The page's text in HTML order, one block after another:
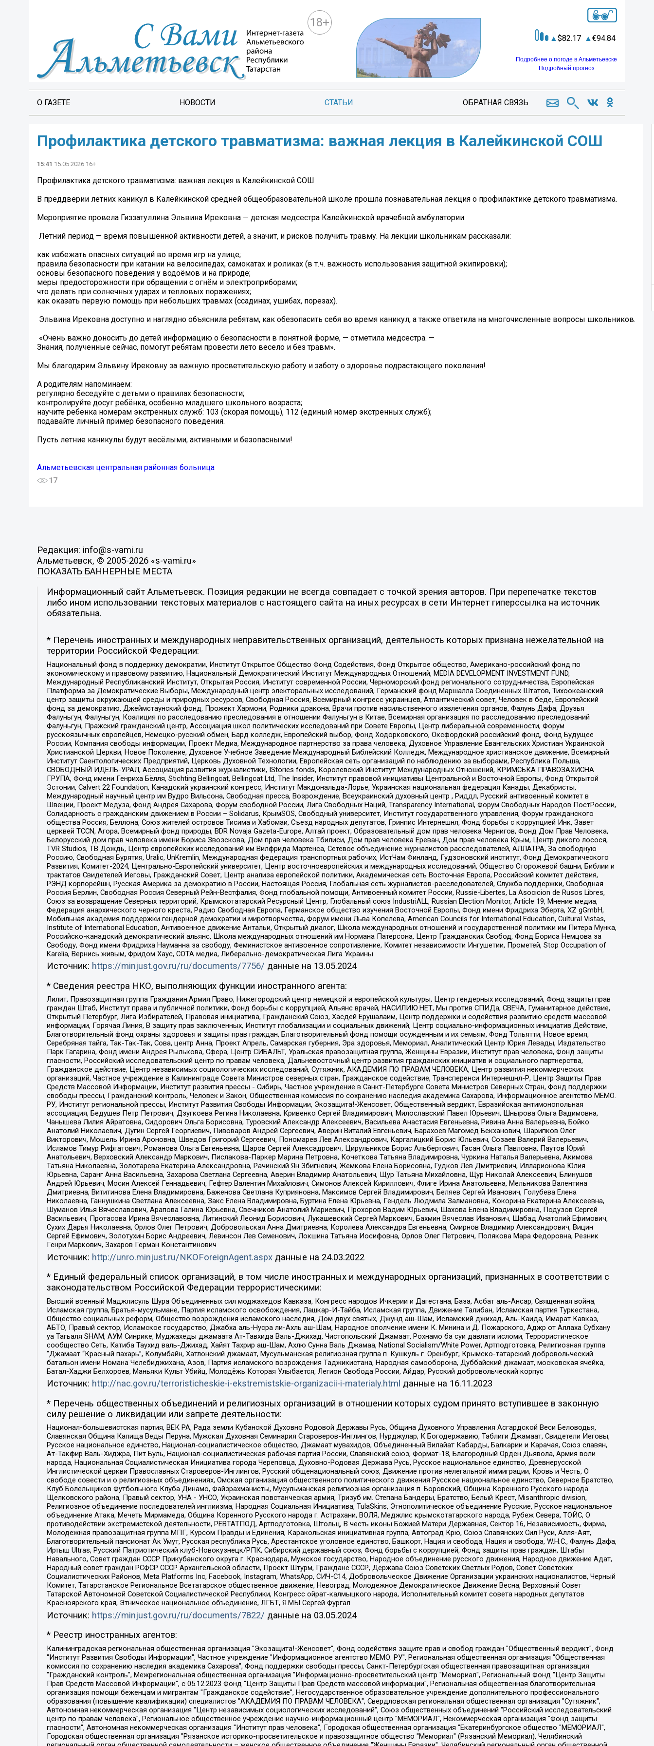
18+
82.17 94.84
Подробнее о погоде в Альметьевске
Подробный прогноз
О ГАЗЕТЕ НОВОСТИ СТАТЬИ ОБРАТНАЯ СВЯЗЬ
Профилактика детского травматизма: важная лекция в Калейкинской СОШ
15:41 15.05.2026 16+
Профилактика детского травматизма: важная лекция в Калейкинской СОШ
В преддверии летних каникул в Калейкинской средней общеобразовательной школе прошла познавательная лекция о профилактике детского травматизма.
Мероприятие провела Гиззатуллина Эльвина Ирековна — детская медсестра Калейкинской врачебной амбулатории.
️ Летний период — время повышенной активности детей, а значит, и рисков получить травму. На лекции школьникам рассказали:
как избежать опасных ситуаций во время игр на улице;
правила безопасности при катании на велосипедах, самокатах и роликах (в т. ч. важность использования защитной экипировки);
основы безопасного поведения у водоёмов и на природе;
меры предосторожности при обращении с огнём и электроприборами;
что делать при солнечных ударах и тепловых поражениях;
как оказать первую помощь при небольших травмах (ссадинах, ушибах, порезах).
Эльвина Ирековна доступно и наглядно объяснила ребятам, как обезопасить себя во время каникул, а также ответила на многочисленные вопросы школьников.
«Очень важно доносить до детей информацию о безопасности в понятной форме, — отметила медсестра. —
Знания, полученные сейчас, помогут ребятам провести лето весело и без травм».
Мы благодарим Эльвину Ирековну за важную просветительскую работу и заботу о здоровье подрастающего поколения!
А родителям напоминаем:
регулярно беседуйте с детьми о правилах безопасности;
контролируйте досуг ребёнка, особенно младшего школьного возраста;
научите ребёнка номерам экстренных служб: 103 (скорая помощь), 112 (единый номер экстренных служб);
подавайте личный пример безопасного поведения.
Пусть летние каникулы будут весёлыми, активными и безопасными! ️
Альметьевская центральная районная больница
17
Редакция: info@s-vami.ru
Альметьевск, © 2005-2026 «s-vami.ru»
ПОКАЗАТЬ БАННЕРНЫЕ МЕСТА
Информационный сайт Альметьевск. Позиция редакции не всегда совпадает с точкой зрения авторов. При перепечатке текстов
либо ином использовании текстовых материалов с настоящего сайта на иных ресурсах в сети Интернет гиперссылка на источник
обязательна.
* Перечень иностранных и международных неправительственных организаций, деятельность которых признана нежелательной на
территории Российской Федерации:
Национальный фонд в поддержку демократии, Институт Открытое Общество Фонд Содействия, Фонд Открытое общество, Американо-российский фонд по
экономическому и правовому развитию, Национальный Демократический Институт Международных Отношений, MEDIA DEVELOPMENT INVESTMENT FUND,
Международный Республиканский Институт, Открытая Россия, Институт современной России, Черноморский фонд регионального сотрудничества, Европейская
Платформа за Демократические Выборы, Международный центр электоральных исследований, Германский фонд Маршалла Соединенных Штатов, Тихоокеанский
центр защиты окружающей среды и природных ресурсов, Свободная Россия, Всемирный конгресс украинцев, Атлантический совет, Человек в беде, Европейский
фонд за демократию, Джеймстаунский фонд, Прожект Хармони, Родники дракона, Врачи против насильственного извлечения органов, Фалунь Дафа, Друзья
Фалуньгун, Фалуньгун, Коалиция по расследованию преследования в отношении Фалуньгун в Китае, Всемирная организация по расследованию преследований
Фалуньгун, Пражский гражданский центр, Ассоциация школ политических исследований при Совете Европы, Центр либеральной современности, Форум
русскоязычных европейцев, Немецко-русский обмен, Бард колледж, Европейский выбор, Фонд Ходорковского, Оксфордский российский фонд, Фонд Будущее
России, Компания свободы информации, Проект Медиа, Международное партнерство за права человека, Духовное Управление Евангельских Христиан Украинской
Христианской Церкви, Новое Поколение, Духовное Учебное Заведение Международный Библейский Колледж, Международное христианское движение, Всемирный
Институт Саентологических Предприятий, Церковь Духовной Технологии, Европейская сеть организаций по наблюдению за выборами, Республика Польша,
СВОБОДНЫЙ ИДЕЛЬ-УРАЛ, Ассоциация развития журналистики, IStories fonds, Королевский Институт Международных Отношений, КРИМСЬКА ПРАВОЗАХИСНА
ГРУПА, Фонд имени Генриха Бёлля, Stichting Bellingcat, Bellingcat Ltd, The Insider, Институт правовой инициативы Центральной и Восточной Европы, Фонд Открытой
Эстонии, Calvert 22 Foundation, Канадский украинский конгресс, Институт Макдональда-Лорье, Украинская национальная федерация Канады, Декабристы,
Международный научный центр им Вудро Вильсона, Свободная пресса, Возрождение, Всеукраинский духовный центр , Риддл, Русский антивоенный комитет в
Швеции, Проект Медуза, Фонд Андрея Сахарова, Форум свободной России, Лига Свободных Наций, Transparеncy International, Форум Свободных Народов ПостРоссии,
Солидарность с гражданским движением в России – Solidarus, КрымSOS, Свободный университет, Институт государственного управления, Форум гражданского
общества Россия, Беллона, Союз жителей островов Тисима и Хабомаи, Съезд народных депутатов, Гринпис Интернешнл, Фонд борьбы с коррупцией Инк, Завет
церквей TCCN, Агора, Всемирный фонд природы, BDR Novaja Gazeta-Europe, Алтай проект, Образовательный дом прав человека Чернигов, Фонд Дом Прав Человека,
Белорусский дом прав человека имени Бориса Звозскова, Дом прав человека Тбилиси, Дом прав человека Ереван, Дом прав человека Крым, Центр дикого лосося,
TVR Studios, ТВ Дождь, Центр европейских исследований им Вилфрида Мартенса, Сетевое объединение журналистов расследователей, АЛЛАТРА, За свободную
Россию, Свободная Бурятия, Uralic, UnKremlin, Международная федерация транспортных рабочих, ИстЧам Финланд, Гудзоновский институт, Фонд Демократического
Развития, Комитет-2024, Центрально-Европейский университет, Центр восточноевропейских и международных исследований, Общество Сторожевой башни, Библии и
трактатов Свидетелей Иеговы, Гражданский Совет, Центр анализа европейской политики, Академическая сеть Восточная Европа, Российский комитет действия,
РЭНД корпорейшн, Русская Америка за демократию в России, Настоящая Россия, Глобальная сеть журналистов-расследователей, Служба поддержки, Свободная
Россия Берлин, Свободная Россия Северный Рейн-Вестфалия, Фонд глобальной помощи, Антивоенный комитет России, Russie-Libertes, La Asocicion de Rusos Libres,
Союз за возвращение Северных территорий, Крымскотатарский Ресурсный Центр, Глобальный союз IndustriALL, Russian Election Monitor, Article 19, Мнение медиа,
Федерация анархического черного креста, Радио Свободная Европа, Германское общество изучения Восточной Европы, Фонд имени Фридриха Эберта, XZ gGmbH,
Мобильная академия поддержки гендерной демократии и миротворчества, Форум имени Льва Копелева, American Councils for International Education, Cultural Vistas,
Institute of International Education, Антивоенное движение Антальи, Открытый диалог, Школа международных отношений и государственной политики им Питера Мунка,
Российско-канадский демократический альянс, Школа международных отношений им Нормана Патерсона, Центр Гражданских Свобод, Фонд Бориса Немцова за
Свободу, Фонд имени Фридриха Науманна за свободу, Феминистское антивоенное сопротивление, Комитет независимости Ингушетии, Прометей, Stop Occupation of
Karelia, Вернись живым, Фридом Хаус, СОТА медиа, Либерально-демократическая Лига Украины
Источник: https://minjust.gov.ru/ru/documents/7756/ данные на 13.05.2024
* Сведения реестра НКО, выполняющих функции иностранного агента:
Лилит, Правозащитная группа Гражданин.Армия.Право, Нижегородский центр немецкой и европейской культуры, Центр гендерных исследований, Фонд защиты прав
граждан Штаб, Институт права и публичной политики, Фонд борьбы с коррупцией, Альянс врачей, НАСИЛИЮ.НЕТ, Мы против СПИДа, СВЕЧА, Гуманитарное действие,
Открытый Петербург, Лига Избирателей, Правовая инициатива, Гражданский Союз, Хасдей Ерушалаим, Центр поддержки и содействия развитию средств массовой
информации, Горячая Линия, В защиту прав заключенных, Институт глобализации и социальных движений, Центр социально-информационных инициатив Действие,
Благотворительный фонд охраны здоровья и защиты прав граждан, Благотворительный фонд помощи осужденным и их семьям, Фонд Тольятти, Новое время,
Серебряная тайга, Так-Так-Так, Сова, центр Анна, Проект Апрель, Самарская губерния, Эра здоровья, Мемориал, Аналитический Центр Юрия Левады, Издательство
Парк Гагарина, Фонд имени Андрея Рылькова, Сфера, Центр СИБАЛЬТ, Уральская правозащитная группа, Женщины Евразии, Институт прав человека, Фонд защиты
гласности, Российский исследовательский центр по правам человека, Дальневосточный центр развития гражданских инициатив и социального партнерства,
Гражданское действие, Центр независимых социологических исследований, Сутяжник, АКАДЕМИЯ ПО ПРАВАМ ЧЕЛОВЕКА, Центр развития некоммерческих
организаций, Частное учреждение в Калининграде Совета Министров северных стран, Гражданское содействие, Трансперенси Интернешнл-Р, Центр Защиты Прав
Средств Массовой Информации, Институт развития прессы - Сибирь, Частное учреждение в Санкт-Петербурге Совета Министров Северных Стран, Фонд поддержки
свободы прессы, Гражданский контроль, Человек и Закон, Общественная комиссия по сохранению наследия академика Сахарова, Информационное агентство МЕМО.
РУ, Институт региональной прессы, Институт Развития Свободы Информации, Экозащита!-Женсовет, Общественный вердикт, Евразийская антимонопольная
ассоциация, Бедушев Петр Петрович, Дзугкоева Регина Николаевна, Кривенко Сергей Владимирович, Милославский Павел Юрьевич, Шнырова Ольга Вадимовна,
Чанышева Лилия Айратовна, Сидорович Ольга Борисовна, Туровский Александр Алексеевич, Васильева Анастасия Евгеньевна, Ривина Анна Валерьевна, Бойко
Анатолий Николаевич, Дугин Сергей Георгиевич, Пивоваров Андрей Сергеевич, Аверин Виталий Евгеньевич, Барахоев Магомед Бекханович, Шарипков Олег
Викторович, Мошель Ирина Ароновна, Шведов Григорий Сергеевич, Пономарев Лев Александрович, Каргалицкий Борис Юльевич, Созаев Валерий Валерьевич,
Исламов Тимур Рифгатович, Романова Ольга Евгеньевна, Щаров Сергей Алексадрович, Цирульников Борис Альбертович, Гасан Ольга Павловна, Паутов Юрий
Анатольевич, Верховский Александр Маркович, Пислакова-Паркер Марина Петровна, Кочеткова Татьяна Владимировна, Чуркина Наталья Валерьевна, Акимова
Татьяна Николаевна, Золотарева Екатерина Александровна, Рачинский Ян Збигневич, Жемкова Елена Борисовна, Гудков Лев Дмитриевич, Илларионова Юлия
Юрьевна, Саранг Анна Васильевна, Захарова Светлана Сергеевна, Аверин Владимир Анатольевич, Щур Татьяна Михайловна, Щур Николай Алексеевич, Блинушов
Андрей Юрьевич, Мосин Алексей Геннадьевич, Гефтер Валентин Михайлович, Симонов Алексей Кириллович, Флиге Ирина Анатольевна, Мельникова Валентина
Дмитриевна, Вититинова Елена Владимировна, Баженова Светлана Куприяновна, Максимов Сергей Владимирович, Беляев Сергей Иванович, Голубева Елена
Николаевна, Ганнушкина Светлана Алексеевна, Закс Елена Владимировна, Буртина Елена Юрьевна, Гендель Людмила Залмановна, Кокорина Екатерина Алексеевна,
Шуманов Илья Вячеславович, Арапова Галина Юрьевна, Свечников Анатолий Мариевич, Прохоров Вадим Юрьевич, Шахова Елена Владимировна, Подузов Сергей
Васильевич, Протасова Ирина Вячеславовна, Литинский Леонид Борисович, Лукашевский Сергей Маркович, Бахмин Вячеслав Иванович, Шабад Анатолий Ефимович,
Сухих Дарья Николаевна, Орлов Олег Петрович, Добровольская Анна Дмитриевна, Королева Александра Евгеньевна, Смирнов Владимир Александрович, Вицин
Сергей Ефимович, Золотухин Борис Андреевич, Левинсон Лев Семенович, Локшина Татьяна Иосифовна, Орлов Олег Петрович, Полякова Мара Федоровна, Резник
Генри Маркович, Захаров Герман Константинович
Источник: http://unro.minjust.ru/NKOForeignAgent.aspxданные на 24.03.2022
* Единый федеральный список организаций, в том числе иностранных и международных организаций, признанных в соответствии с
законодательством Российской Федерации террористическими:
Высший военный Маджлисуль Шура Объединенных сил моджахедов Кавказа, Конгресс народов Ичкерии и Дагестана, База, Асбат аль-Ансар, Священная война,
Исламская группа, Братья-мусульмане, Партия исламского освобождения, Лашкар-И-Тайба, Исламская группа, Движение Талибан, Исламская партия Туркестана,
Общество социальных реформ, Общество возрождения исламского наследия, Дом двух святых, Джунд аш-Шам, Исламский джихад, Аль-Каида, Имарат Кавказ,
АБТО, Правый сектор, Исламское государство, Джабха аль-Нусра ли-Ахль аш-Шам, Народное ополчение имени К. Минина и Д. Пожарского, Аджр от Аллаха Субхану
уа Тагьаля SHAM, АУМ Синрике, Муджахеды джамаата Ат-Тавхида Валь-Джихад, Чистопольский Джамаат, Рохнамо ба суи давлати исломи, Террористическое
сообщество Сеть, Катиба Таухид валь-Джихад, Хайят Тахрир аш-Шам, Ахлю Сунна Валь Джамаа, National Socialism/White Power, Артподготовка, Религиозная группа
“Джамаат “Красный пахарь”, Колумбайн, Хатлонский джамаат, Мусульманская религиозная группа п. Кушкуль г. Оренбург, Крымско-татарский добровольческий
батальон имени Номана Челебиджихана, Азов, Партия исламского возрождения Таджикистана, Народная самооборона, Дуббайский джамаат, московская ячейка,
Батал-Хаджи Белхороев, Маньяки Культ Убийц, Молодёжь Которая Улыбается, Легион Свобода России, Айдар, Русский добровольческий корпус
Источник: http://nac.gov.ru/terroristicheskie-i-ekstremistskie-organizacii-i-materialy.html данные на 16.11.2023
* Перечень общественных объединений и религиозных организаций в отношении которых судом принято вступившее в законную
силу решение о ликвидации или запрете деятельности:
Национал-большевистская партия, ВЕК РА, Рада земли Кубанской Духовно Родовой Державы Русь, Община Духовного Управления Асгардской Веси Беловодья,
Славянская Община Капища Веды Перуна, Мужская Духовная Семинария Староверов-Инглингов, Нурджулар, К Богодержавию, Таблиги Джамаат, Свидетели Иеговы,
Русское национальное единство, Национал-социалистическое общество, Джамаат мувахидов, Объединенный Вилайат Кабарды, Балкарии и Карачая, Союз славян,
Ат-Такфир Валь-Хиджра, Пит Буль, Национал-социалистическая рабочая партия России, Славянский союз, Формат-18, Благородный Орден Дьявола, Армия воли
народа, Национальная Социалистическая Инициатива города Череповца, Духовно-Родовая Держава Русь, Русское национальное единство, Древнерусской
Инглистической церкви Православных Староверов-Инглингов, Русский общенациональный союз, Движение против нелегальной иммиграции, Кровь и Честь, О
свободе совести и о религиозных объединениях, Омская организация общественного политического движения Русское национальное единство, Северное Братство,
Клуб Болельщиков Футбольного Клуба Динамо, Файзрахманисты, Мусульманская религиозная организация п. Боровский, Община Коренного Русского народа
Щелковского района, Правый сектор, УНА - УНСО, Украинская повстанческая армия, Тризуб им. Степана Бандеры, Братство, Белый Крест, Misanthropic division,
Религиозное объединение последователей инглиизма, Народная Социальная Инициатива, TulaSkins, Этнополитическое объединение Русские, Русское национальное
объединение Атака, Мечеть Мирмамеда, Община Коренного Русского народа г. Астрахани, ВОЛЯ, Меджлис крымскотатарского народа, Рубеж Севера, ТОЙС, О
противодействии экстремистской деятельности, РЕВТАТПОД, Артподготовка, Штольц, В честь иконы Божией Матери Державная, Сектор 16, Независимость, Фирма,
Молодежная правозащитная группа МПГ, Курсом Правды и Единения, Каракольская инициативная группа, Автоград Крю, Союз Славянских Сил Руси, Алля-Аят,
Благотворительный пансионат Ак Умут, Русская республика Русь, Арестантское уголовное единство, Башкорт, Нация и свобода, Нация и свобода, W.H.С., Фалунь Дафа,
Иртыш Ultras, Русский Патриотический клуб-Новокузнецк/РПК, Сибирский державный союз, Фонд борьбы с коррупцией, Фонд защиты прав граждан, Штабы
Навального, Совет граждан СССР Прикубанского округа г. Краснодара, Мужское государство, Народное объединение русского движения, Народное движение Адат,
Народный совет граждан РСФСР СССР Архангельской области, Проект Штурм, Граждане СССР, Держава Союз Советских Светлых Родов, Совет Советских
Социалистических Районов, Meta Platforms Inc, Facebook, Instagram, WhatsApp, СИЧ-С14, Добровольческое Движение Организации украинских националистов, Черный
Комитет, Татарстанское Региональное Всетатарское общественное движение, Невоград, Молодежное Демократическое Движение Весна, Верховный Совет
Татарской Автономной Советской Социалистической Республики, Конгресс ойрат-калмыцкого народа, Исполнительный комитет совета народных депутатов
Красноярского края, Этническое национальное объединение, ЛГБТ, Я.МЫ Сергей Фургал
Источник: https://minjust.gov.ru/ru/documents/7822/ данные на 03.05.2024
* Реестр иностранных агентов:
Калининградская региональная общественная организация "Экозащита!-Женсовет", Фонд содействия защите прав и свобод граждан "Общественный вердикт", Фонд "Институт Развития Свободы Информации", Частное учреждение "Информационное агентство МЕМО. РУ", Региональная общественная организация "Общественная комиссия по сохранению наследия академика Сахарова", Фонд поддержки свободы прессы, Санкт-Петербургская общественная правозащитная организация "Гражданский контроль", Межрегиональная общественная организация "Информационно-просветительский центр "Мемориал", Региональный Фонд "Центр Защиты Прав Средств Массовой Информации", с 05.12.2023 Фонд "Центр Защиты Прав Средств массовой информации", Региональная общественная благотворительная организация помощи беженцам и мигрантам "Гражданское содействие", Негосударственное образовательное учреждение дополнительного профессионального образования (повышение квалификации) специалистов "АКАДЕМИЯ ПО ПРАВАМ ЧЕЛОВЕКА", Свердловская региональная общественная организация "Сутяжник", Автономная некоммерческая организация "Центр независимых социологических исследований", Союз общественных объединений "Российский исследовательский центр по правам человека", Региональное общественное учреждение научно-информационный центр "МЕМОРИАЛ", Некоммерческая организация "Фонд защиты гласности", Автономная некоммерческая организация "Институт прав человека", Городская общественная организация "Екатеринбургское общество "МЕМОРИАЛ", Городская общественная организация "Рязанское историко-просветительское и правозащитное общество "Мемориал" (Рязанский Мемориал), Челябинский региональный орган общественной самодеятельности – женское общественное объединение "Женщины Евразии", Челябинский региональный орган общественной самодеятельности "Уральская правозащитная группа", Фонд содействия защите здоровья и социальной справедливости имени Андрея Рылькова, Автономная Некоммерческая Организация "Аналитический Центр Юрия Левады", Автономная некоммерческая организация социальной поддержки населения "Проект Апрель", Региональная общественная организация помощи женщинам и детям, находящимся в кризисной ситуации "Информационно-методический центр "Анна", Фонд содействия развитию массовых коммуникаций и правовому просвещению "Так-так-Так", Фонд содействия устойчивому развитию "Серебряная тайга", Свердловский региональный общественный фонд социальных проектов "Новое время", "Idel.Реалии", Кавказ.Реалии, Крым.Реалии, Телеканал Настоящее Время, Татаро-башкирская служба Радио Свобода (Azatliq Radiosi), Радио Свободная Европа/Радио Свобода (PCE/PC), "Сибирь.Реалии", "Фактограф", Благотворительный фонд помощи осужденным и их семьям, Автономная некоммерческая организация "Институт глобализации и социальных движений", Фонд "В защиту прав заключенных", Частное учреждение "Центр поддержки и содействия развитию средств массовой информации", Пензенский региональный общественный благотворительный фонд "Гражданский союз", "Север.Реалии", Некоммерческая организация Фонд "Правовая инициатива", Общество с ограниченной ответственностью "Радио Свободная Европа/Радио Свобода", Чешское информационное агентство "MEDIUM-ORIENT", Красноярская региональная общественная организация "Мы против СПИДа", Камалягин Денис Николаевич, Маркелов Сергей Евгеньевич, Пономарев Лев Александрович, Савицкая Людмила Алексеевна, Автономная некоммерческая организация "Центр по работе с проблемой насилия "НАСИЛИЮ.НЕТ", Межрегиональный профессиональный союз работников здравоохранения "Альянс врачей", Юридическое лицо, зарегистрированное в Латвийской Республике, SIA "Medusa Project" (регистрационный номер 40103797863, дата регистрации 10.06.2014), Некоммерческая организация "Фонд по борьбе с коррупцией", Автономная некоммерческая организация "Институт права и публичной политики", Баданин Роман Сергеевич, Гликин Максим Александрович, Железнова Мария Михайловна, Лукьянова Юлия Сергеевна, Маетная Елизавета Витальевна, Маняхин Петр Борисович, Чуракова Ольга Владимировна, Ярош Юлия Петровна, Юридическое лицо "The Insider SIA", зарегистрированное в Риге, Латвийская Республика (дата регистрации 26.06.2015), являющееся администратором доменного имени интернет-издания "The Insider SIA", https://theins.ru, Постернак Алексей Евгеньевич, Рубин Михаил Аркадьевич, Анин Роман Александрович, Юридическое лицо Istories fonds, зарегистрированное в Латвийской Республике (регистрационный номер 50008295751, дата регистрации 24.02.2020), Великовский Дмитрий Александрович, Долинина Ирина Николаевна, Мароховская Алеся Алексеевна, Шлейнов Роман Юрьевич, Шмагун Олеся Валентиновна, Общество с ограниченной ответственностью "Альтаир 2021", Общество с ограниченной ответственностью "Вега 2021", Общество с ограниченной ответственностью "Главный редактор 2021", Общество с ограниченной ответственностью "Ромашки монолит", Важенков Артем Валерьевич, Ивановская областная общественная организация "Центр гендерных исследований", Гурман Юрий Альбертович, Медиапроект "ОВД-Инфо", Егоров Владимир Владимирович, Жилинский Владимир Александрович, Общество с ограниченной ответственностью "ЗП", Иванова София Юрьевна, Карезина Инна Павловна, Кильтау Екатерина Викторовна, Петров Алексей Викторович, Пискунов Сергей Евгеньевич, Смирнов Сергей Сергеевич, Тихонов Михаил Сергеевич, Общество с ограниченной ответственностью "ЖУРНАЛИСТ-ИНОСТРАННЫЙ АГЕНТ", Арапова Галина Юрьевна, Вольтская Татьяна Анатольевна, Американская компания "Mason G.E.S. Anonymous Foundation" (США), являющаяся владельцем интернет-издания https://mnews.world/, Компания "Stichting Bellingcat", зарегистрированная в Нидерландах (дата регистрации 11.07.2018), Захаров Андрей Вячеславович, Клепиковская Екатерина Дмитриевна, Общество с ограниченной ответственностью "МЕМО", Перл Роман Александрович, Симонов Евгений Алексеевич, Соловьева Елена Анатольевна, Сотников Даниил Владимирович, Сурначева Елизавета Дмитриевна, Автономная некоммерческая организация по защите прав человека и информированию населения "Якутия – Наше Мнение", Общество с ограниченной ответственностью "Москоу диджитал медиа", с 26.01.2023 Общество с ограниченной ответственностью "Чайка Белые сады", Ветошкина Валерия Валерьевна, Заговора Максим Александрович, Межрегиональное общественное движение "Российская ЛГБТ - сеть", Оленичев Максим Владимирович, Павлов Иван Юрьевич, Скворцова Елена Сергеевна, Общество с ограниченной ответственностью "Как бы инагент", Кочетков Игорь Викторович, Общество с ограниченной ответственностью "Честные выборы", Еланчик Олег Александрович, Общество с ограниченной ответственностью "Нобелевский призыв", Гималова Регина Эмилевна, Григорьев Андрей Валерьевич, Григорьева Алина Александровна, Ассоциация по содействию защите прав призывников, альтернативнослужащих и военнослужащих "Правозащитная группа "Гражданин.Армия.Право", Хисамова Регина Фаритовна, Автономная некоммерческая организация по реализации социально-правовых программ "Лилит", Дальневосточное общественное движение "Маяк", Санкт-Петербургская ЛГБТ-инициативная группа "Выход", Инициативная группа ЛГБТ+ "Реверс", Алексеев Андрей Викторович, Бекбулатова Таисия Львовна, Беляев Иван Михайлович, Владыкина Елена Сергеевна, Гельман Марат Александрович, Никульшина Вероника Юрьевна, Толоконникова Надежда Андреевна, Шендерович Виктор Анатольевич, Общество с ограниченной ответственностью "Данное сообщение", Общество с ограниченной ответственностью Издательский дом "Новая глава", Айнбиндер Александра Александровна, Московский комьюнити-центр для ЛГБТ+инициатив, Благотворительный фонд развития филантропии, Deutsche Welle (Германия, Kurt-Schumacher-Strasse 3, 53113 Bonn), Борзунова Мария Михайловна, Воробьев Виктор Викторович, Голубева Анна Львовна, Константинова Алла Михайловна, Малкова Ирина Владимировна, Мурадов Мурад Абдулгалимович, Осетинская Елизавета Николаевна, Понасенков Евгений Николаевич, Ганапольский Матвей Юрьевич, Киселев Евгений Алексеевич, Борухович Ирина Григорьевна, Дремин Иван Тимофеевич, Дубровский Дмитрий Викторович, Красноярская региональная общественная организация поддержки и развития альтернативных образовательных технологий и межкультурных коммуникаций "ИНТЕРРА", Маяковская Екатерина Алексеевна, Фейгин Марк Захарович, Филимонов Андрей Викторович, Дзугкоева Регина Николаевна, Доброхотов Роман Александрович, Дудь Юрий Александрович, Елкин Сергей Владимирович, Кругликов Кирилл Игоревич, Сабунаева Мария Леонидовна, Семенов Алексей Владимирович, Шаинян Карен Багратович, Шульман Екатерина Михайловна, Асафьев Артур Валерьевич, Вахштайн Виктор Семенович, Венедиктов Алексей Алексеевич, Лушникова Екатерина Евгеньевна, Волков Леонид Михайлович, Невзоров Александр Глебович, Пархоменко Сергей Борисович, Сироткин Ярослав Николаевич, Кара-Мурза Владимир Владимирович, Баранова Наталья Владимировна, Гозман Леонид Яковлевич, Кагарлицкий Борис Юльевич, Климарев Михаил Валерьевич, Милов Владимир Станиславович, Автономная некоммерческая организация Краснодарский центр современного искусства "Типография", Моргенштерн Алишер Тагирович, Соболь Любовь Эдуардовна, Общество с ограниченной ответственностью "ЛИЗА НОРМ", Каспаров Гарри Кимович, Ходорковский Михаил Борисович, Общество с ограниченной ответственностью "Апрельские тезисы", Данилович Ирина Брониславовна, Кашин Олег Владимирович, Петров Николай Владимирович, Пивоваров Алексей Владимирович, Соколов Михаил Владимирович, Цветкова Юлия Владимировна, Чичваркин Евгений Александрович, Комитет против пыток/Команда против пыток, Общество с ограниченной ответственностью "Первый научный", Общество с ограниченной ответственностью "Вертолет и ко", Белоцерковская Вероника Борисовна, Кац Максим Евгеньевич, Лазарева Татьяна Юрьевна, Шаведдинов Руслан Табризович, Яшин Илья Валерьевич, Общество с ограниченной ответственностью "Иноагент ААВ", Алешковский Дмитрий Петрович, Альбац Евгения Марковна, Быков Дмитрий Львович, Галямина Юлия Евгеньевна, Лойко Сергей Леонидович, Мартынов Кирилл Константинович, Медведев Сергей Александрович, Крашенинников Федор Геннадиевич, Гордеева Катерина Вл